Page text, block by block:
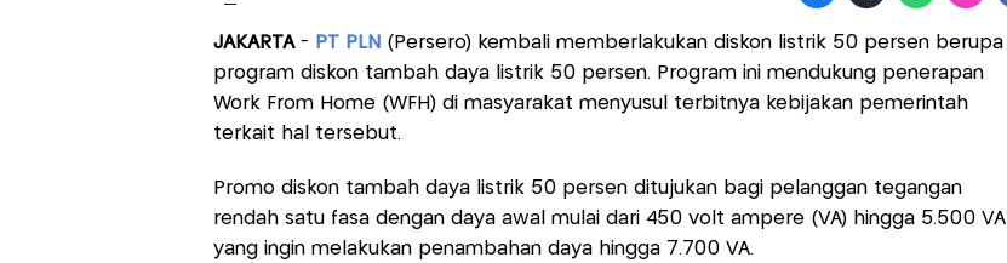
JAKARTA- PT PLN (Persero) kembali memberlakukan diskon listrik 50 persen berupa
program diskon tambah daya listrik 50 persen. Program ini mendukung penerapan
Work From Home (WFH) di masyarakat menyusul terbitnya kebijakan pemerintah
terkait hal tersebut.
Promo diskon tambah daya listrik 50 persen ditujukan bagi pelanggan tegangan
rendah satu fasa dengan daya awal mulai dari 450 volt ampere (VA) hingga 5.500 VA
yang ingin melakukan penambahan daya hingga 7.700 VA.